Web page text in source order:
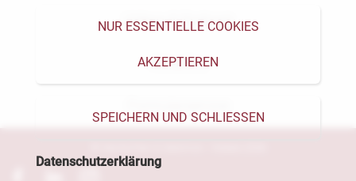
Videos & Podcast
Aktuelles
NUR ESSENTIELLE COOKIES
AKZEPTIEREN
SPEICHERN UND SCHLIESSEN
Datenschutzerklärung